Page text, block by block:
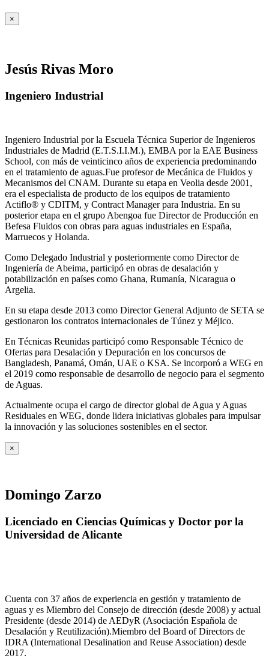
×
Jesús Rivas Moro
Ingeniero Industrial
Ingeniero Industrial por la Escuela Técnica Superior de Ingenieros
Industriales de Madrid (E.T.S.I.I.M.), EMBA por la EAE Business
School, con más de veinticinco años de experiencia predominando
en el tratamiento de aguas.Fue profesor de Mecánica de Fluidos y
Mecanismos del CNAM. Durante su etapa en Veolia desde 2001,
era el especialista de producto de los equipos de tratamiento
Actiflo® y CDITM, y Contract Manager para Industria. En su
posterior etapa en el grupo Abengoa fue Director de Producción en
Befesa Fluidos con obras para aguas industriales en España,
Marruecos y Holanda.
Como Delegado Industrial y posteriormente como Director de
Ingeniería de Abeima, participó en obras de desalación y
potabilización en países como Ghana, Rumanía, Nicaragua o
Argelia.
En su etapa desde 2013 como Director General Adjunto de SETA se
gestionaron los contratos internacionales de Túnez y Méjico.
En Técnicas Reunidas participó como Responsable Técnico de
Ofertas para Desalación y Depuración en los concursos de
Bangladesh, Panamá, Omán, UAE o KSA. Se incorporó a WEG en
el 2019 como responsable de desarrollo de negocio para el segmento
de Aguas.
Actualmente ocupa el cargo de director global de Agua y Aguas
Residuales en WEG, donde lidera iniciativas globales para impulsar
la innovación y las soluciones sostenibles en el sector.
×
Domingo Zarzo
Licenciado en Ciencias Químicas y Doctor por la
Universidad de Alicante
Cuenta con 37 años de experiencia en gestión y tratamiento de
aguas y es Miembro del Consejo de dirección (desde 2008) y actual
Presidente (desde 2014) de AEDyR (Asociación Española de
Desalación y Reutilización).Miembro del Board of Directors de
IDRA (International Desalination and Reuse Association) desde
2017.